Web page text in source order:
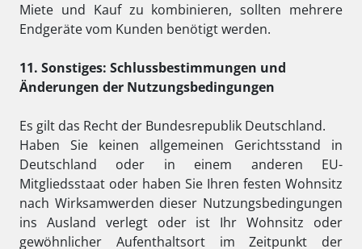
Miete und Kauf zu kombinieren, sollten mehrere
Endgeräte vom Kunden benötigt werden.
11. Sonstiges: Schlussbestimmungen und
Änderungen der Nutzungsbedingungen
Es gilt das Recht der Bundesrepublik Deutschland.
Haben Sie keinen allgemeinen Gerichtsstand in
Deutschland oder in einem anderen EU-
Mitgliedsstaat oder haben Sie Ihren festen Wohnsitz
nach Wirksamwerden dieser Nutzungsbedingungen
ins Ausland verlegt oder ist Ihr Wohnsitz oder
gewöhnlicher Aufenthaltsort im Zeitpunkt der